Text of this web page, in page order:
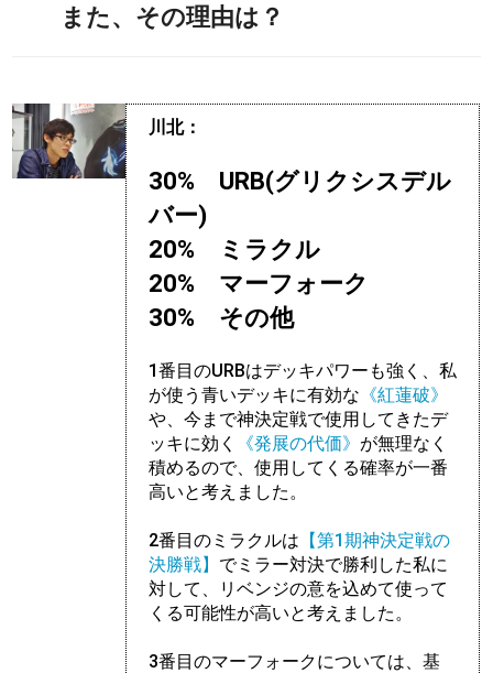
また、その理由は？
川北：
30% URB(グリクシスデル
バー)
20% ミラクル
20% マーフォーク
30% その他
1番目のURBはデッキパワーも強く、私
が使う青いデッキに有効な 《紅蓮破》
や、今まで神決定戦で使用してきたデ
ッキに効く
《発展の代価》 が無理なく
積めるので、使用してくる確率が一番
高いと考えました。
2番目のミラクルは 【第1期神決定戦の
決勝戦】 でミラー対決で勝利した私に
対して、リベンジの意を込めて使って
くる可能性が高いと考えました。
3番目のマーフォークについては、基